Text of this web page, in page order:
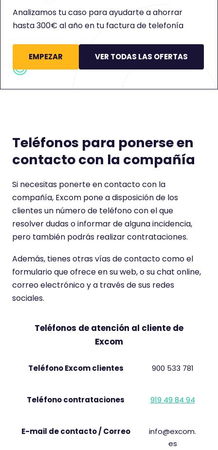
Analizamos tu caso para ayudarte a ahorrar
hasta 300€ al año en tu factura de telefonía
EMPEZAR VER TODAS LAS OFERTAS
Teléfonos para ponerse en
contacto con la compañía
Si necesitas ponerte en contacto con la
compañía, Excom pone a disposición de los
clientes un número de teléfono con el que
resolver dudas o informar de alguna incidencia,
pero también podrás realizar contrataciones.
Además, tienes otras vías de contacto como el
formulario que ofrece en su web, o su chat online,
correo electrónico y a través de sus redes
sociales.
Teléfonos de atención al cliente de
Excom
Teléfono Excom clientes 900 533 781
Teléfono contrataciones 919 49 84 94
E-mail de contacto / Correo
info@excom.
es